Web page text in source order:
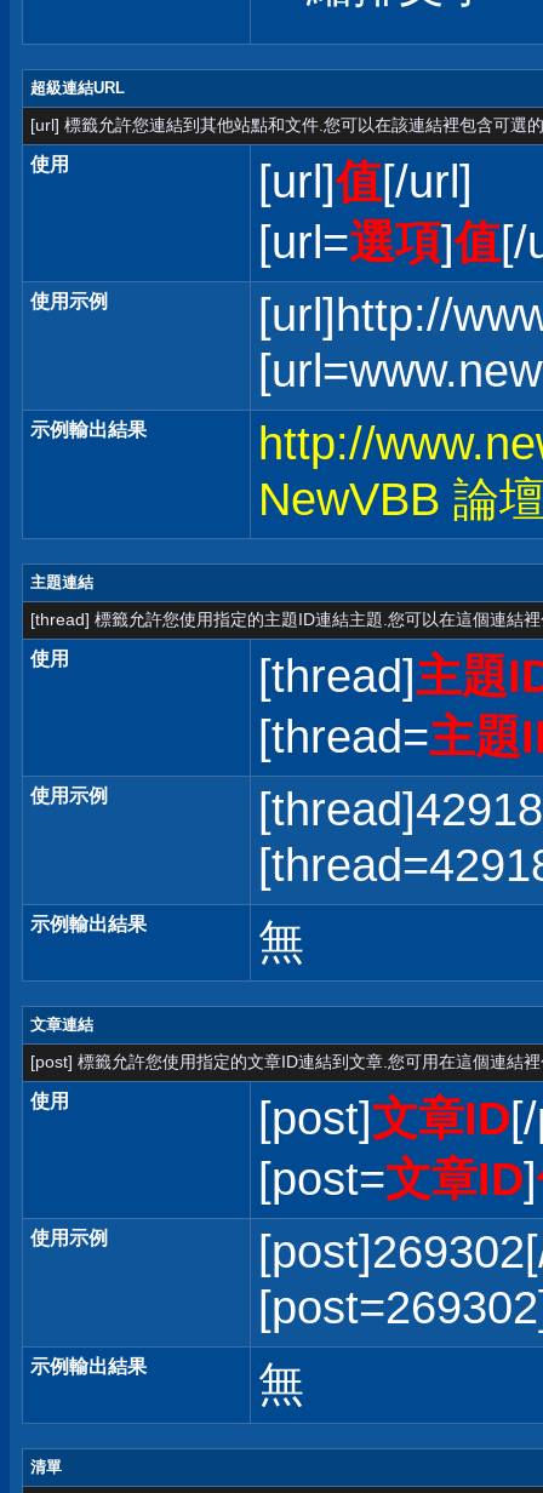
超級連結URL
[url] 標籤允許您連結到其他站點和文件.您可以在該連結裡包含可選
使用 [url]值[/url]
[url=選項]值[/
使用示例
[url]http://
示例輸出結果
http://
NewVBB 論
主題連結
[thread] 標籤允許您使用指定的主題ID連結主題.您可以在這個連結
使用 [thread]主題
[thread=主題
使用示例
示例輸出結果 無
文章連結
[post] 標籤允許您使用指定的文章ID連結到文章.您可用在這個連結
使用 [post]文章ID
[post=文章ID]
使用示例
示例輸出結果 無
清單